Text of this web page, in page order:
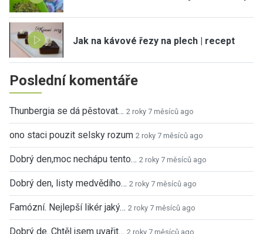
Jak na kávové řezy na plech | recept
Poslední komentáře
Thunbergia se dá pěstovat… 2 roky 7 měsíců ago
ono staci pouzit selsky rozum 2 roky 7 měsíců ago
Dobrý den,moc nechápu tento… 2 roky 7 měsíců ago
Dobrý den, listy medvědího… 2 roky 7 měsíců ago
Famózní. Nejlepší likér jaký… 2 roky 7 měsíců ago
Dobrý de. Chtěl jsem uvařit… 2 roky 7 měsíců ago